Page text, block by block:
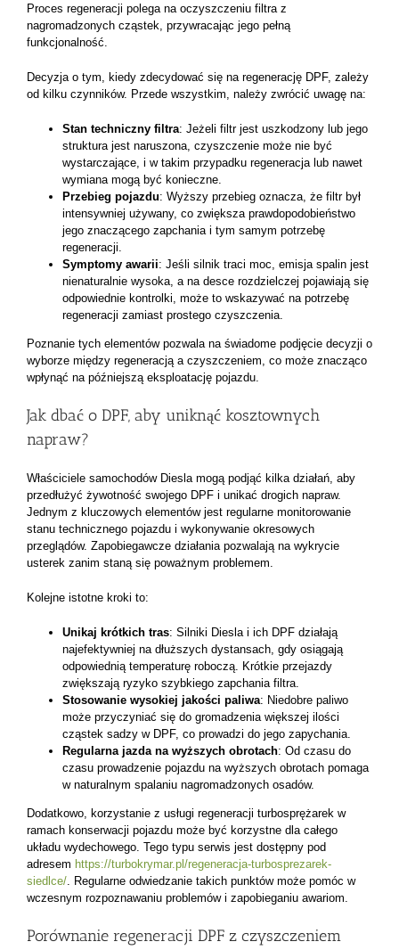
Proces regeneracji polega na oczyszczeniu filtra z
nagromadzonych cząstek, przywracając jego pełną
funkcjonalność.
Decyzja o tym, kiedy zdecydować się na regenerację DPF, zależy
od kilku czynników. Przede wszystkim, należy zwrócić uwagę na:
Stan techniczny filtra: Jeżeli filtr jest uszkodzony lub jego
struktura jest naruszona, czyszczenie może nie być
wystarczające, i w takim przypadku regeneracja lub nawet
wymiana mogą być konieczne.
Przebieg pojazdu: Wyższy przebieg oznacza, że filtr był
intensywniej używany, co zwiększa prawdopodobieństwo
jego znaczącego zapchania i tym samym potrzebę
regeneracji.
Symptomy awarii: Jeśli silnik traci moc, emisja spalin jest
nienaturalnie wysoka, a na desce rozdzielczej pojawiają się
odpowiednie kontrolki, może to wskazywać na potrzebę
regeneracji zamiast prostego czyszczenia.
Poznanie tych elementów pozwala na świadome podjęcie decyzji o
wyborze między regeneracją a czyszczeniem, co może znacząco
wpłynąć na późniejszą eksploatację pojazdu.
Jak dbać o DPF, aby uniknąć kosztownych
napraw?
Właściciele samochodów Diesla mogą podjąć kilka działań, aby
przedłużyć żywotność swojego DPF i unikać drogich napraw.
Jednym z kluczowych elementów jest regularne monitorowanie
stanu technicznego pojazdu i wykonywanie okresowych
przeglądów. Zapobiegawcze działania pozwalają na wykrycie
usterek zanim staną się poważnym problemem.
Kolejne istotne kroki to:
Unikaj krótkich tras: Silniki Diesla i ich DPF działają
najefektywniej na dłuższych dystansach, gdy osiągają
odpowiednią temperaturę roboczą. Krótkie przejazdy
zwiększają ryzyko szybkiego zapchania filtra.
Stosowanie wysokiej jakości paliwa: Niedobre paliwo
może przyczyniać się do gromadzenia większej ilości
cząstek sadzy w DPF, co prowadzi do jego zapychania.
Regularna jazda na wyższych obrotach: Od czasu do
czasu prowadzenie pojazdu na wyższych obrotach pomaga
w naturalnym spalaniu nagromadzonych osadów.
Dodatkowo, korzystanie z usługi regeneracji turbosprężarek w
ramach konserwacji pojazdu może być korzystne dla całego
układu wydechowego. Tego typu serwis jest dostępny pod
adresem https://turbokrymar.pl/regeneracja-turbosprezarek-
siedlce/. Regularne odwiedzanie takich punktów może pomóc w
wczesnym rozpoznawaniu problemów i zapobieganiu awariom.
Porównanie regeneracji DPF z czyszczeniem